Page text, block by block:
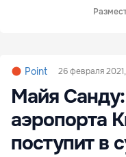
Point 26 февраля
Майя
аэропорта
поступит в